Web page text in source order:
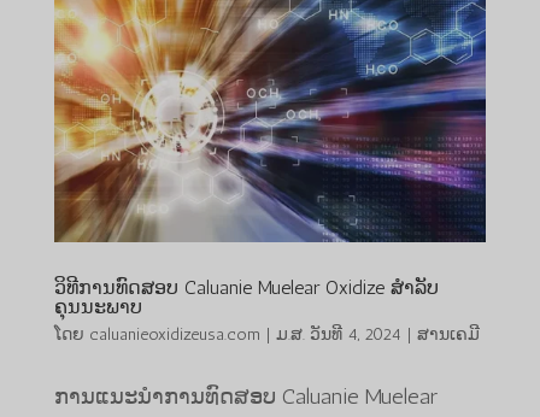
ວິທີການທົດສອບ Caluanie Muelear Oxidize ສໍາລັບ
ຄຸນນະພາບ
ໂດຍ caluanieoxidizeusa.com | ມ.ສ. ວັນທີ 4, 2024 | ສານເຄມີ
ການແນະນໍາການທົດສອບ Caluanie Muelear